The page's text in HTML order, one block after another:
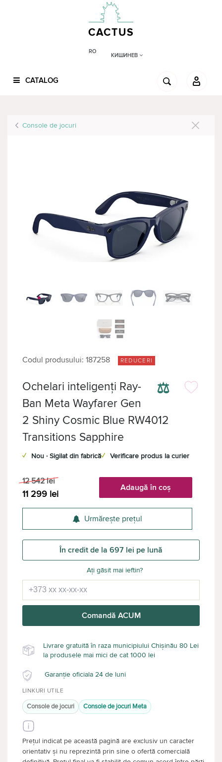
CACTUS
RO
КИШИНЕВ
CATALOG
Console de jocuri
Codul produsului: 187258 REDUCERI
⚖
Ochelari inteligenți Ray-
Ban Meta Wayfarer Gen
2 Shiny Cosmic Blue RW4012
Transitions Sapphire
✓ Nou · Sigilat din fabrică✓ Verificare produs la curier
12 542 lei
11 299 lei
Adaugă în coș
Urmărește prețul
În credit de la 697 lei pe lună
Ați găsit mai ieftin?
Comandă ACUM
Livrare gratuită în raza municipiului Chișinău 80 Lei
la produsele mai mici de cat 1000 lei
Garanție oficiala 24 de luni
LINKURI UTILE
Console de jocuri Console de jocuri Meta
Prețul indicat pe această pagină are exclusiv un caracter
orientativ și nu reprezintă prin sine o ofertă comercială